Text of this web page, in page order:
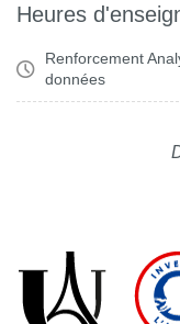
Heures
Renforcement
données